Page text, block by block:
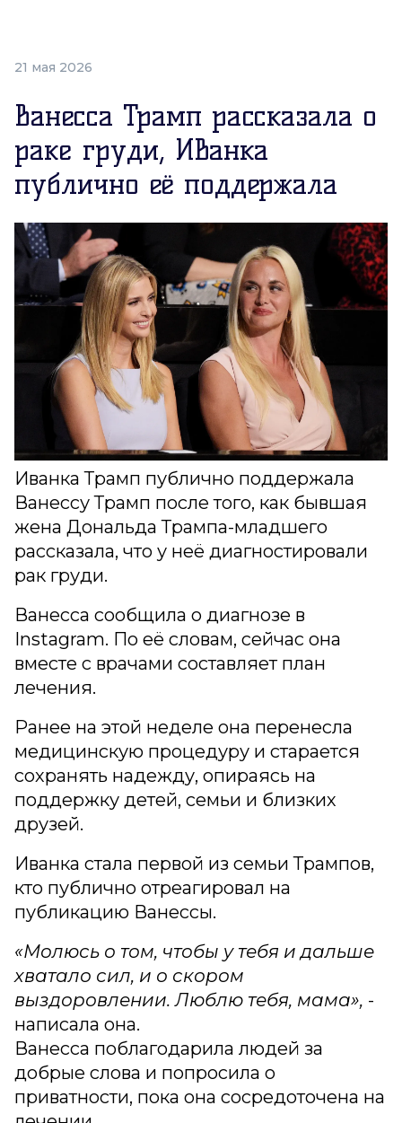
21 мая 2026
Ванесса Трамп рассказала о
раке груди, Иванка
публично её поддержала
Иванка Трамп публично поддержала
Ванессу Трамп после того, как бывшая
жена Дональда Трампа-младшего
рассказала, что у неё диагностировали
рак груди.
Ванесса сообщила о диагнозе в
Instagram. По её словам, сейчас она
вместе с врачами составляет план
лечения.
Ранее на этой неделе она перенесла
медицинскую процедуру и старается
сохранять надежду, опираясь на
поддержку детей, семьи и близких
друзей.
Иванка стала первой из семьи Трампов,
кто публично отреагировал на
публикацию Ванессы.
«Молюсь о том, чтобы у тебя и дальше
хватало сил, и о скором
выздоровлении. Люблю тебя, мама», -
написала она.
Ванесса поблагодарила людей за
добрые слова и попросила о
приватности, пока она сосредоточена на